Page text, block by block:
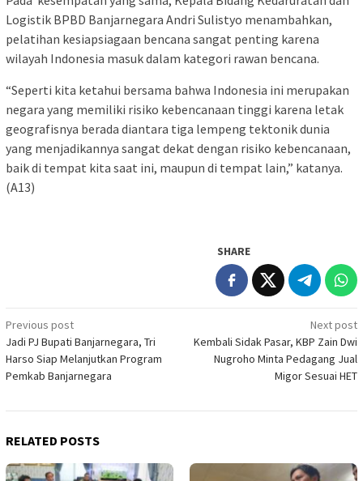
Logistik BPBD Banjarnegara Andri Sulistyo menambahkan,
pelatihan kesiapsiagaan bencana sangat penting karena
wilayah Indonesia masuk dalam kategori rawan bencana.
“Seperti kita ketahui bersama bahwa Indonesia ini merupakan
negara yang memiliki risiko kebencanaan tinggi karena letak
geografisnya berada diantara tiga lempeng tektonik dunia
yang menjadikannya sangat dekat dengan risiko kebencanaan,
baik di tempat kita saat ini, maupun di tempat lain,” katanya.
(A13)
SHARE
Post
navigation
Previous post
Jadi PJ Bupati Banjarnegara, Tri
Harso Siap Melanjutkan Program
Pemkab Banjarnegara
Next post
Kembali Sidak Pasar, KBP Zain Dwi
Nugroho Minta Pedagang Jual
Migor Sesuai HET
RELATED POSTS